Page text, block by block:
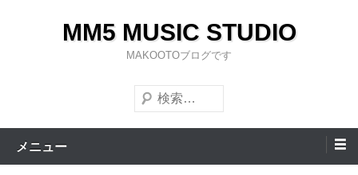
キ
MM5 MUSIC STUDIO
MAKOOTOブログです
検
索
メニュー